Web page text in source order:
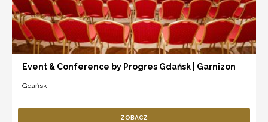
Event & Conference by Progres Gdańsk | Garnizon
Gdańsk
ZOBACZ